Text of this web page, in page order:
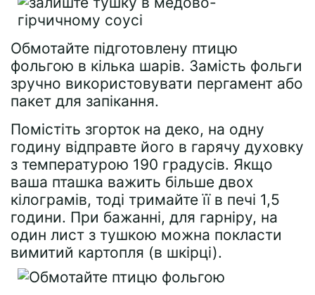
Обмотайте підготовлену птицю
фольгою в кілька шарів. Замість фольги
зручно використовувати пергамент або
пакет для запікання.
Помістіть згорток на деко, на одну
годину відправте його в гарячу духовку
з температурою 190 градусів. Якщо
ваша пташка важить більше двох
кілограмів, тоді тримайте її в печі 1,5
години. При бажанні, для гарніру, на
один лист з тушкою можна покласти
вимитий картопля (в шкірці).